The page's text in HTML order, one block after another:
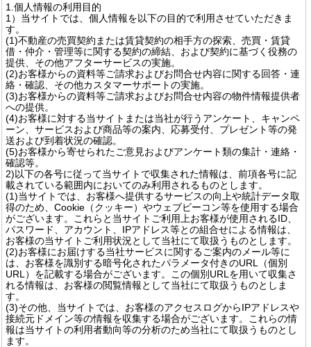
1.個人情報の利用目的
1）当サイトでは、個人情報を以下の目的で利用させていただきま
す。
(1)不動産の売買契約または賃貸契約の相手方の探索、売買・賃貸
借・仲介・管理等に関する契約の締結、および契約に基づく役務の
提供、その他アフターサービスの実施。
(2)お客様からの資料等ご請求およびお問合せ内容に関する回答・連
絡・確認、その他カスタマーサポートの実施。
(3)お客様からの資料等ご請求およびお問合せ内容の物件情報提供者
への提供。
(4)お客様に対する当サイトまたは当社が行うアンケート、キャンペ
ーン、サービスおよび商品等の案内、応募受付、プレゼント等の発
送および到着状況の確認。
(5)お客様から寄せられたご意見およびアンケート類の集計・連絡・
確認等。
2)以下の各号に従って当サイトで収集された情報は、前項各号に記
載されている範囲内においてのみ利用されるものとします。
(1)当サイトでは、お客様へ提供するサービスの向上や統計データ取
得のため、Cookie（クッキー）やウェブビーコン等を使用する場合
がございます。これらと当サイトご利用上お客様が使用されるID、
パスワード、アカウント、IPアドレス等との組合せによる情報は、
お客様の当サイトご利用状況として当社にて取扱うものとします。
(2)お客様にお届けする当社サービスに関するご案内のメール等に
は、お客様を識別する暗号化されたパラメータ付きのURL（個別
URL）を記載する場合がございます。この個別URLを用いて収集さ
れる情報は、お客様の閲覧情報として当社にて取扱うものとしま
す。
(3)その他、当サイトでは、お客様のアクセスログからIPアドレスや
接続元ドメイン等の情報を収集する場合がございます。これらの情
報は当サイトの利用者動向等の分析のため当社にて取扱うものとし
ます。